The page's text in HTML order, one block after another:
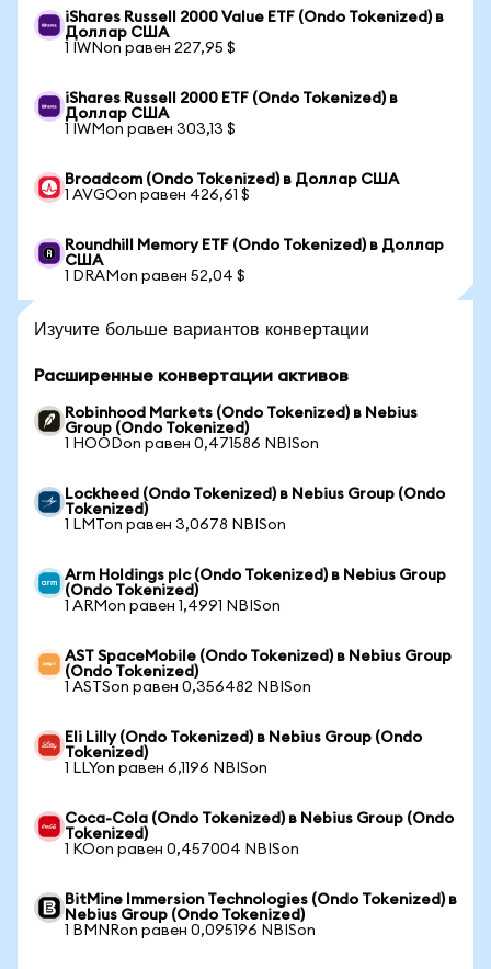
iShares Russell 2000 Value ETF (Ondo Tokenized) в
Доллар США
1 IWNon равен 227,95 $
iShares Russell 2000 ETF (Ondo Tokenized) в
Доллар США
1 IWMon равен 303,13 $
Broadcom (Ondo Tokenized) в Доллар США
1 AVGOon равен 426,61 $
Roundhill Memory ETF (Ondo Tokenized) в Доллар
США
1 DRAMon равен 52,04 $
Изучите больше вариантов конвертации
Расширенные конвертации активов
Robinhood Markets (Ondo Tokenized) в Nebius
Group (Ondo Tokenized)
1 HOODon равен 0,471586 NBISon
Lockheed (Ondo Tokenized) в Nebius Group (Ondo
Tokenized)
1 LMTon равен 3,0678 NBISon
Arm Holdings plc (Ondo Tokenized) в Nebius Group
(Ondo Tokenized)
1 ARMon равен 1,4991 NBISon
AST SpaceMobile (Ondo Tokenized) в Nebius Group
(Ondo Tokenized)
1 ASTSon равен 0,356482 NBISon
Eli Lilly (Ondo Tokenized) в Nebius Group (Ondo
Tokenized)
1 LLYon равен 6,1196 NBISon
Coca-Cola (Ondo Tokenized) в Nebius Group (Ondo
Tokenized)
1 KOon равен 0,457004 NBISon
BitMine Immersion Technologies (Ondo Tokenized) в
Nebius Group (Ondo Tokenized)
1 BMNRon равен 0,095196 NBISon